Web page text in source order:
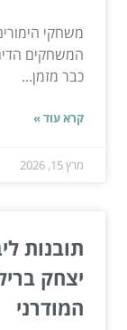
משחקי
המשחקים
כבר מזמן...
קרא עוד »
מרץ 15, 2026
תובנות
יצחק
המודרני